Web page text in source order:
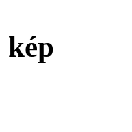
kép